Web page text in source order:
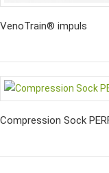
VenoTrain® impuls
Compression Sock